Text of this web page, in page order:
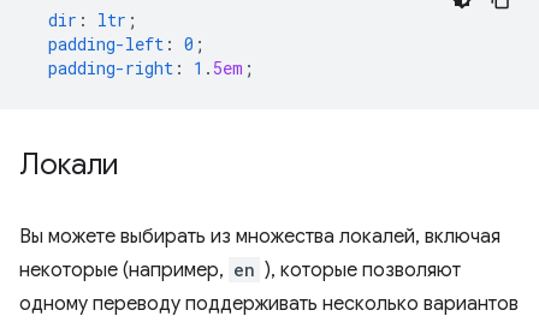
dir : ltr ;
padding-left : 0 ;
padding-right : 1 . 5em ;
Локали
Вы можете выбирать из множества локалей, включая
некоторые (например, en ), которые позволяют
одному переводу поддерживать несколько вариантов